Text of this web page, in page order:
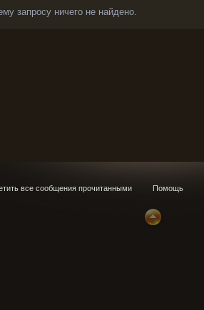
запросу ничего не найдено.
все сообщения прочитанными Помощь